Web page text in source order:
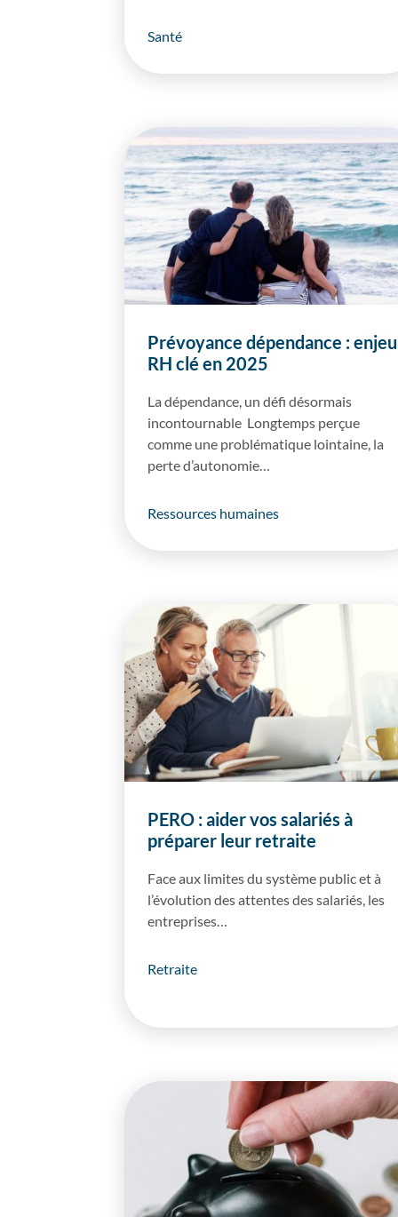
Santé
Prévoyance dépendance : enjeu
RH clé en 2025
La dépendance, un défi désormais
incontournable Longtemps perçue
comme une problématique lointaine, la
perte d’autonomie…
Ressources humaines
PERO : aider vos salariés à
préparer leur retraite
Face aux limites du système public et à
l’évolution des attentes des salariés, les
entreprises…
Retraite